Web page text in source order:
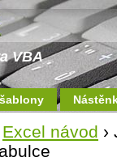
VBA
Excel návod ›